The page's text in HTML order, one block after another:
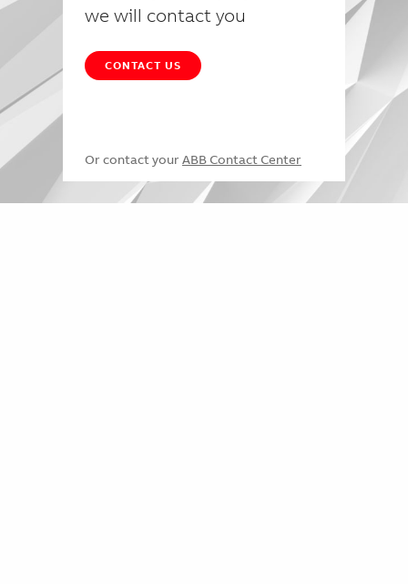
we will contact you
CONTACT US
Or contact your ABB Contact Center